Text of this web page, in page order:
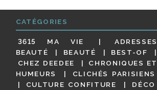
CATÉGORIES
3615 MA VIE
ADRESSES
BEAUTÉ
BEAUTÉ
BEST-OF
CHEZ DEEDEE
CHRONIQUES ET
HUMEURS
CLICHÉS PARISIENS
CULTURE CONFITURE
DÉCO